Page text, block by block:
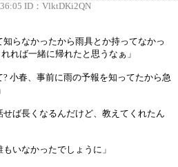
ID： VlktDKi2QN
らなかったから雨具とか持ってなかっ
れば一緒に帰れたと思うなぁ」
小春、事前に雨の予報を知ってたから急
ば長くなるんだけど、教えてくれたん
いなかったでしょうに」